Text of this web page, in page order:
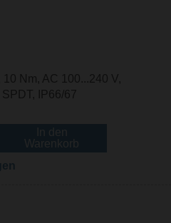
Nm, AC 100...240 V,
IP66/67